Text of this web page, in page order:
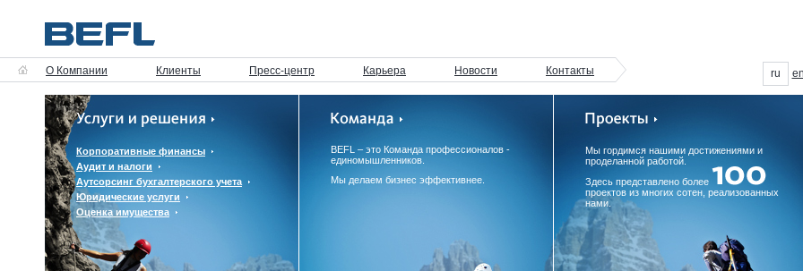
О Компании Клиенты Пресс-центр Карьера Новости Контакты ru
Корпоративные финансы
Аудит и налоги
Аутсорсинг бухгалтерского учета
Юридические услуги
Оценка имущества
BEFL – это Команда профессионалов -
единомышленников.
Мы делаем бизнес эффективнее.
Мы гордимся нашими достижениями и
проделанной работой.
Здесь представлено более
проектов из многих сотен, реализованных
нами.